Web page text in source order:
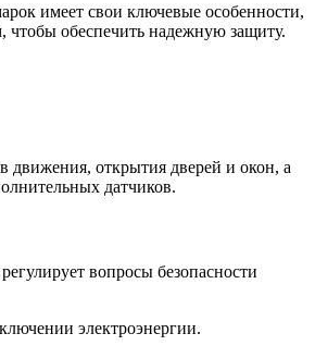
имеет свои ключевые особенности,
чтобы обеспечить надежную защиту.
движения, открытия дверей и окон, а
датчиков.
вопросы безопасности
электроэнергии.